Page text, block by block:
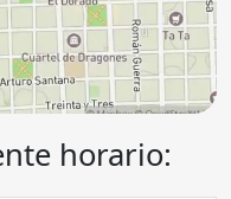
horario: